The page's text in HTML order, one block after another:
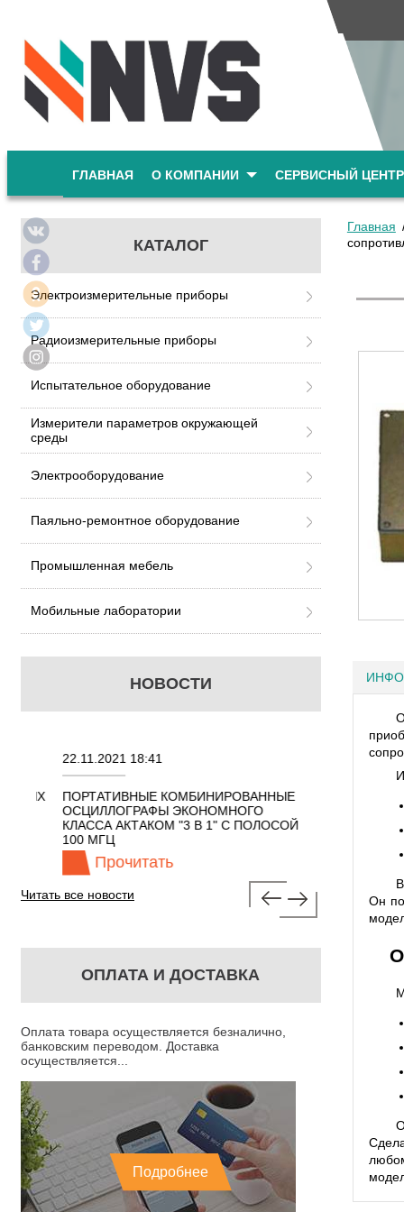
ГЛАВНАЯ О КОМПАНИИ СЕРВИСНЫЙ ЦЕНТР
КАТАЛОГ
Электроизмерительные приборы
Радиоизмерительные приборы
Испытательное оборудование
Измерители параметров окружающей
среды
Электрооборудование
Паяльно-ремонтное оборудование
Промышленная мебель
Мобильные лаборатории
НОВОСТИ
22.11.2021 18:41
ПОРТАТИВНЫЕ КОМБИНИРОВАННЫЕ
ОСЦИЛЛОГРАФЫ ЭКОНОМНОГО
КЛАССА АКТАКОМ "3 В 1" С ПОЛОСОЙ
100 МГЦ
Прочитать
02.08.2021 18:41
Прочитать
Читать все новости
ОПЛАТА И ДОСТАВКА
Оплата товара осуществляется безналично,
банковским переводом. Доставка
осуществляется...
Подробнее
Главная
Он